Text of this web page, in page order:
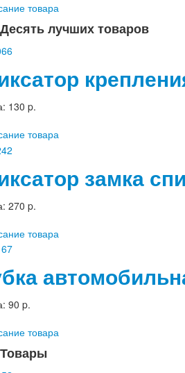
товара
Десять лучших товаров
130 p.
товара
замка
270 p.
товара
90 p.
товара
Товары